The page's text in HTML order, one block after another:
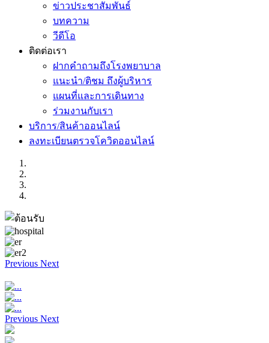
ข่าวประชาสัมพันธ์
บทความ
วีดีโอ
ติดต่อเรา
ฝากคำถามถึงโรงพยาบาล
แนะนำ/ติชม ถึงผู้บริหาร
แผนที่และการเดินทาง
ร่วมงานกับเรา
บริการ/สินค้าออนไลน์
ลงทะเบียนตรวจโควิดออนไลน์
Previous Next
Previous Next